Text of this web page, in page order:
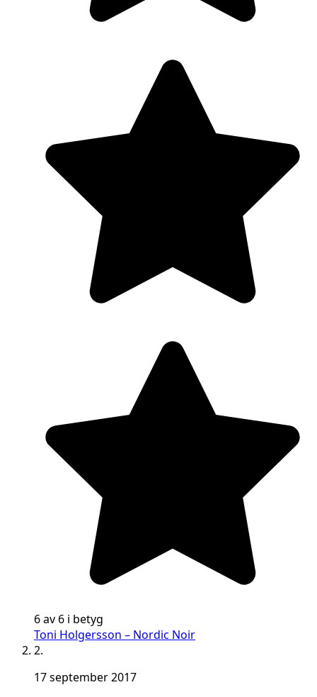
6 av 6 i betyg
Toni Holgersson – Nordic Noir
2.
17 september 2017